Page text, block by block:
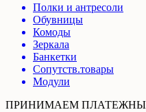
Полки и антресоли
Обувницы
Комоды
Зеркала
Банкетки
Сопутств.товары
Модули
ПРИНИМАЕМ